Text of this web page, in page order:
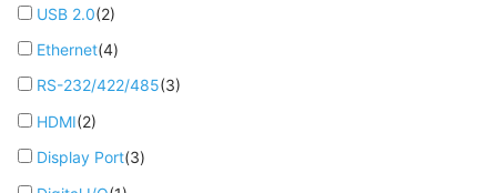
USB 2.0(2)
Ethernet(4)
RS-232/422/485(3)
HDMI(2)
Display Port(3)